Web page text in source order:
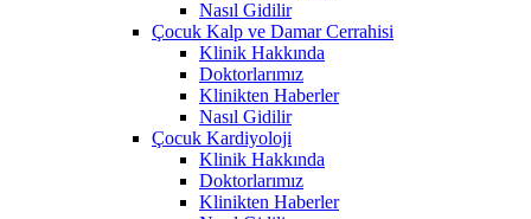
Nasıl Gidilir
Çocuk Kalp ve Damar Cerrahisi
Klinik Hakkında
Doktorlarımız
Klinikten Haberler
Nasıl Gidilir
Çocuk Kardiyoloji
Klinik Hakkında
Doktorlarımız
Klinikten Haberler